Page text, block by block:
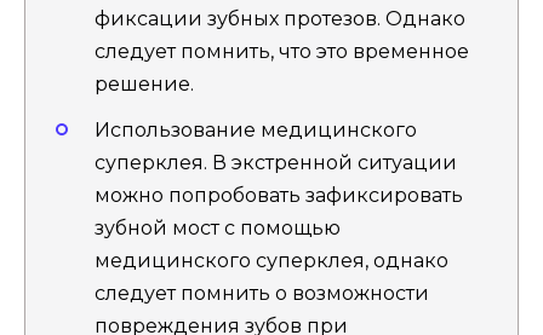
фиксации зубных протезов. Однако
следует помнить, что это временное
решение.
Использование медицинского
суперклея. В экстренной ситуации
можно попробовать зафиксировать
зубной мост с помощью
медицинского суперклея, однако
следует помнить о возможности
повреждения зубов при